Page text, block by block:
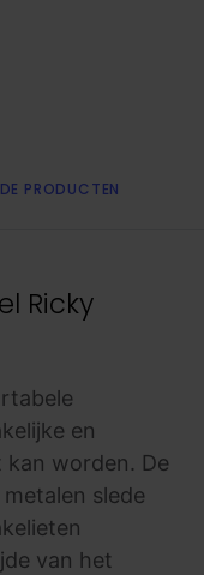
PRODUCTEN
Ricky
en
kan worden. De
slede
van het